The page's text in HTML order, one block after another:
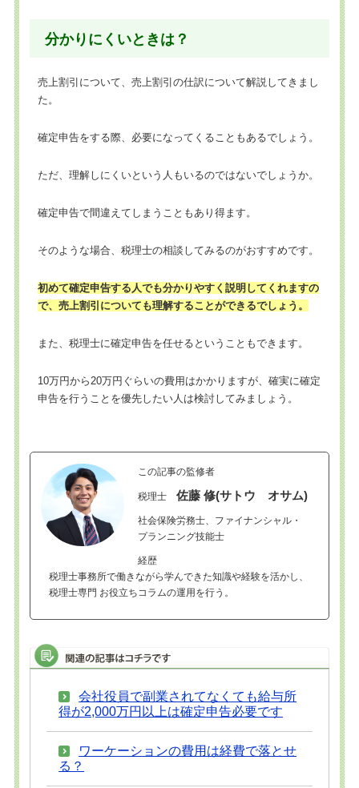
分かりにくいときは？
売上割引について、売上割引の仕訳について解説してきまし
た。
確定申告をする際、必要になってくることもあるでしょう。
ただ、理解しにくいという人もいるのではないでしょうか。
確定申告で間違えてしまうこともあり得ます。
そのような場合、税理士の相談してみるのがおすすめです。
初めて確定申告する人でも分かりやすく説明してくれますの
で、売上割引についても理解することができるでしょう。
また、税理士に確定申告を任せるということもできます。
10万円から20万円ぐらいの費用はかかりますが、確実に確定
申告を行うことを優先したい人は検討してみましょう。
この記事の監修者
税理士佐藤 修(サトウ オサム)
社会保険労務士、ファイナンシャル・
プランニング技能士
経歴
税理士事務所で働きながら学んできた知識や経験を活かし、
税理士専門 お役立ちコラムの運用を行う。
会社役員で副業されてなくても給与所
得が2,000万円以上は確定申告必要です
ワーケーションの費用は経費で落とせ
る？